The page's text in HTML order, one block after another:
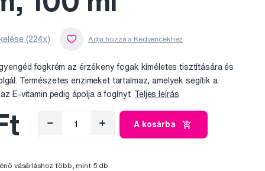
(224x)
fogkrém az érzékeny fogak kíméletes tisztítására és
Természetes enzimeket tartalmaz, amelyek segítik a
E-vitamin pedig ápolja a fogínyt. Teljes leírás
A kosárba
vásárláshoz több, mint 5 db